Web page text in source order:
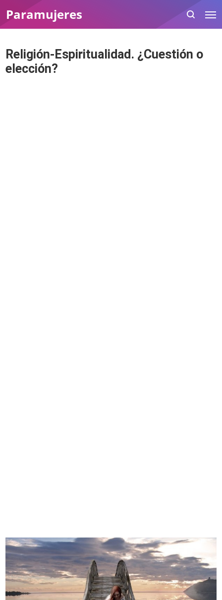
Paramujeres
Religión-Espiritualidad. ¿Cuestión o
elección?